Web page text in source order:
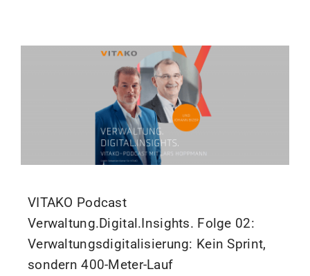
VITAKO Podcast
Verwaltung.Digital.Insights. Folge 02:
Verwaltungsdigitalisierung: Kein Sprint,
sondern 400-Meter-Lauf